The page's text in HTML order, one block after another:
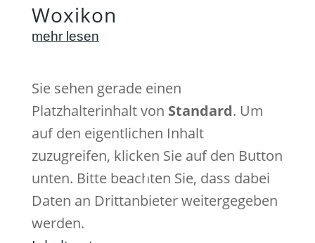
Woxikon
mehr lesen
Sie sehen gerade einen
Platzhalterinhalt von Standard. Um
auf den eigentlichen Inhalt
zuzugreifen, klicken Sie auf den Button
unten. Bitte beachten Sie, dass dabei
Daten an Drittanbieter weitergegeben
werden.